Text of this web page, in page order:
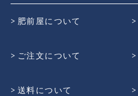
肥前屋について
ご注文について
送料について